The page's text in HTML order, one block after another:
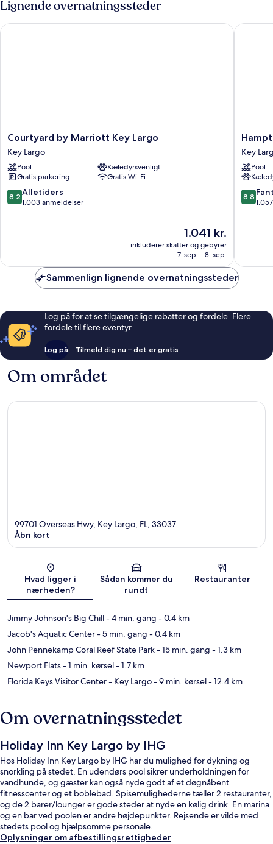
til
marina
queensize-
senge
-
Lignende overnatningssteder
Courtyard
by
Marriott
Key
Largo
Key
Largo
Courtyard by Marriott Key Largo
Key Largo
Pool
Kæledyrsvenligt
Gratis parkering
Gratis Wi-Fi
8.2
ud
8,2 Alletiders
1.003 anmeldelser
Prisen
1.041 kr.
1.041 kr.
inkluderer skatter og gebyrer
7. sep. - 8. sep.
Courtyard by Marriott Key Largo
Inn
Key
Largo
Bay
Key
Key
Pool
8.8
ud
8,8
Sammenlign lignende overnatningssteder
Log på for at se tilgængelige rabatter og fordele. Flere
fordele til flere eventyr.
Log på Tilmeld dig nu – det er gratis
Om området
Kort
99701 Overseas Hwy, Key Largo, FL, 33037
Åbn kort
Hvad ligger i
nærheden?
Sådan kommer du
rundt
Restauranter
Jimmy Johnson's Big Chill- 4 min. gang - 0.4 km
Jacob's Aquatic Center- 5 min. gang - 0.4 km
John Pennekamp Coral Reef State Park- 15 min. gang - 1.3 km
Newport Flats- 1 min. kørsel- 1.7 km
Florida Keys Visitor Center - Key Largo- 9 min. kørsel- 12.4 km
Om overnatningsstedet
Holiday Inn Key Largo by IHG
Hos Holiday Inn Key Largo by IHG har du mulighed for dykning og
snorkling på stedet. En udendørs pool sikrer underholdningen for
vandhunde, og gæster kan også nyde godt af et døgnåbent
fitnesscenter og et boblebad. Spisemulighederne tæller 2 restauranter,
og de 2 barer/lounger er gode steder at nyde en kølig drink. En marina
og en bar ved poolen er andre højdepunkter. Rejsende er vilde med
stedets pool og hjælpsomme personale.
Oplysninger om afbestillingsrettigheder